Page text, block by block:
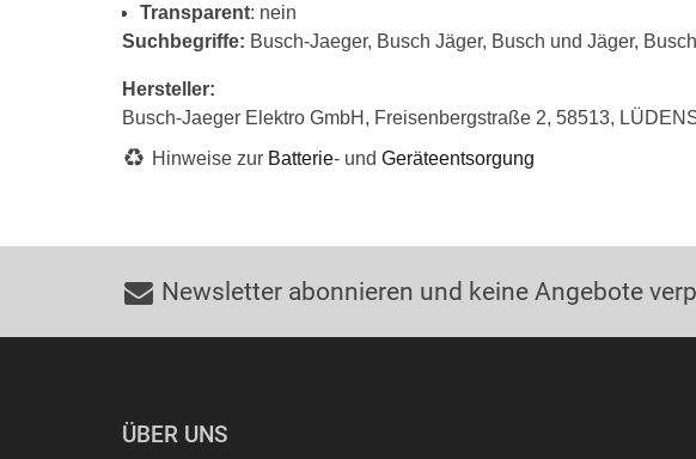
Transparent: nein
Suchbegriffe: Busch-Jaeger, Busch Jäger, Busch und Jäger,
Hersteller:
Busch-Jaeger Elektro GmbH, Freisenbergstraße 2, 58513,
Hinweise zur Batterie- und Geräteentsorgung
Newsletter abonnieren und keine Angebote
ÜBER UNS